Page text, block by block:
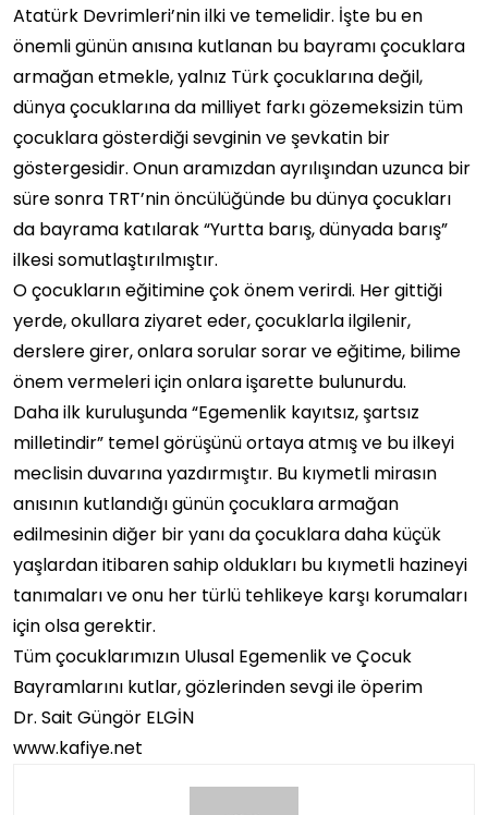
Atatürk Devrimleri’nin ilki ve temelidir. İşte bu en
önemli günün anısına kutlanan bu bayramı çocuklara
armağan etmekle, yalnız Türk çocuklarına değil,
dünya çocuklarına da milliyet farkı gözemeksizin tüm
çocuklara gösterdiği sevginin ve şevkatin bir
göstergesidir. Onun aramızdan ayrılışından uzunca bir
süre sonra TRT’nin öncülüğünde bu dünya çocukları
da bayrama katılarak “Yurtta barış, dünyada barış”
ilkesi somutlaştırılmıştır.
O çocukların eğitimine çok önem verirdi. Her gittiği
yerde, okullara ziyaret eder, çocuklarla ilgilenir,
derslere girer, onlara sorular sorar ve eğitime, bilime
önem vermeleri için onlara işarette bulunurdu.
Daha ilk kuruluşunda “Egemenlik kayıtsız, şartsız
milletindir” temel görüşünü ortaya atmış ve bu ilkeyi
meclisin duvarına yazdırmıştır. Bu kıymetli mirasın
anısının kutlandığı günün çocuklara armağan
edilmesinin diğer bir yanı da çocuklara daha küçük
yaşlardan itibaren sahip oldukları bu kıymetli hazineyi
tanımaları ve onu her türlü tehlikeye karşı korumaları
için olsa gerektir.
Tüm çocuklarımızın Ulusal Egemenlik ve Çocuk
Bayramlarını kutlar, gözlerinden sevgi ile öperim
Dr. Sait Güngör ELGİN
www.kafiye.net